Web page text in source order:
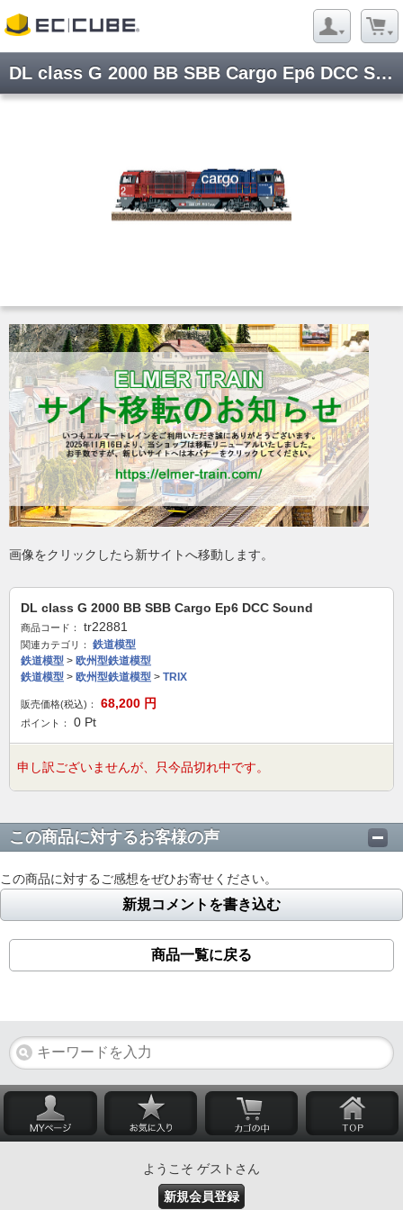
DL class G 2000 BB SBB Cargo Ep6 DCC Sound
画像をクリックしたら新サイトへ移動します。
DL class G 2000 BB SBB Cargo Ep6 DCC Sound
商品コード： tr22881
関連カテゴリ：
鉄道模型
鉄道模型 > 欧州型鉄道模型
鉄道模型 > 欧州型鉄道模型 > TRIX
販売価格(税込)： 68,200 円
ポイント： 0 Pt
申し訳ございませんが、只今品切れ中です。
この商品に対するお客様の声
この商品に対するご感想をぜひお寄せください。
新規コメントを書き込む
商品一覧に戻る
ようこそ ゲストさん
新規会員登録